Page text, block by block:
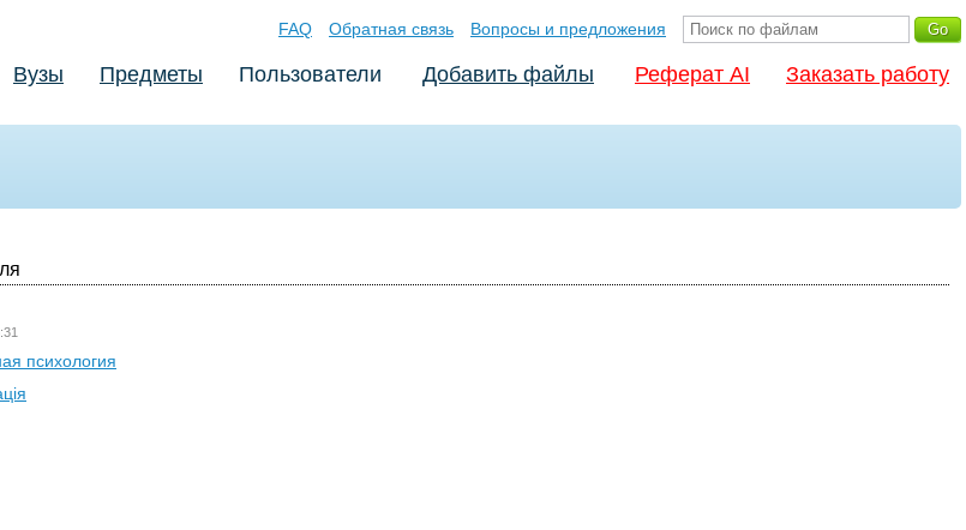
FAQ Обратная связь Вопросы и предложения
Вузы Предметы Пользователи Добавить файлы Реферат AI Заказать работу
психология